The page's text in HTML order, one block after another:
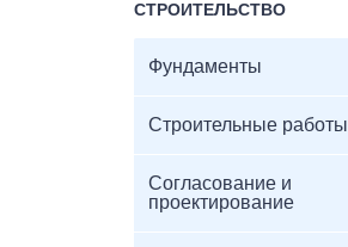
СТРОИТЕЛЬСТВО
Фундаменты
Строительные работы
Согласование и
проектирование